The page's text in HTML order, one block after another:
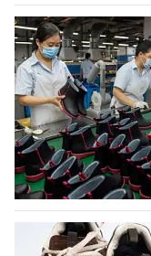
07.08.2026 525
На платформе
условия
дизайнерских
Российский
раздел для
дизайнерских
Бренды также
06.08.2026 707
Объем